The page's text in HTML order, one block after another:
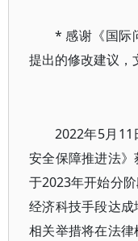
* 感谢《国际
提出的修改建议，
2022年5月11
安全保障推进法
于2023年开始分
经济科技手段达
相关举措将在法